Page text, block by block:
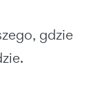
gdzie